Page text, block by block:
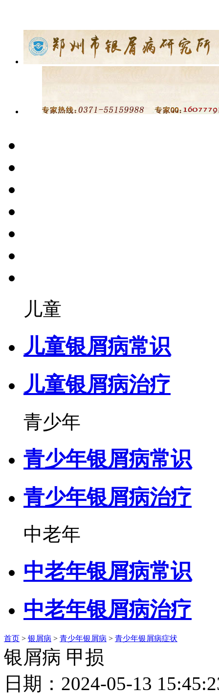
儿童
儿童银屑病常识
儿童银屑病治疗
青少年
青少年银屑病常识
青少年银屑病治疗
中老年
中老年银屑病常识
中老年银屑病治疗
首页 > 银屑病 > 青少年银屑病 > 青少年银屑病症状
银屑病 甲损
日期：2024-05-13